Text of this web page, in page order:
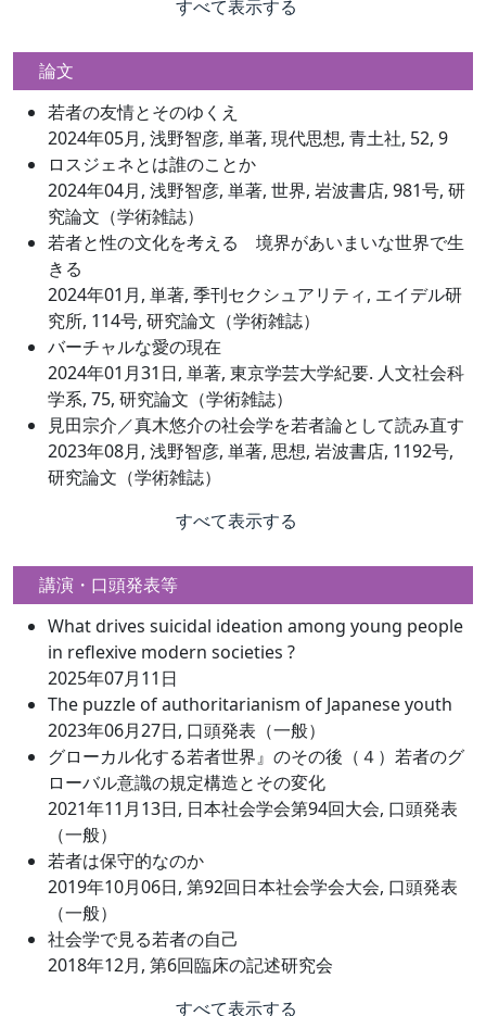
すべて表示する
論文
若者の友情とそのゆくえ
2024年05月, 浅野智彦, 単著, 現代思想, 青土社, 52, 9
ロスジェネとは誰のことか
2024年04月, 浅野智彦, 単著, 世界, 岩波書店, 981号, 研
究論文（学術雑誌）
若者と性の文化を考える 境界があいまいな世界で生
きる
2024年01月, 単著, 季刊セクシュアリティ, エイデル研
究所, 114号, 研究論文（学術雑誌）
バーチャルな愛の現在
2024年01月31日, 単著, 東京学芸大学紀要. 人文社会科
学系, 75, 研究論文（学術雑誌）
見田宗介／真木悠介の社会学を若者論として読み直す
2023年08月, 浅野智彦, 単著, 思想, 岩波書店, 1192号,
研究論文（学術雑誌）
すべて表示する
講演・口頭発表等
What drives suicidal ideation among young people
in reflexive modern societies ?
2025年07月11日
The puzzle of authoritarianism of Japanese youth
2023年06月27日, 口頭発表（一般）
グローカル化する若者世界』のその後（４）若者のグ
ローバル意識の規定構造とその変化
2021年11月13日, 日本社会学会第94回大会, 口頭発表
（一般）
若者は保守的なのか
2019年10月06日, 第92回日本社会学会大会, 口頭発表
（一般）
社会学で見る若者の自己
2018年12月, 第6回臨床の記述研究会
すべて表示する